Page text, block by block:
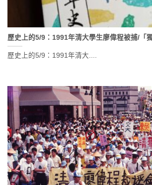
歷史上的5/9：1991年清大學生廖偉程被捕/「獨
歷史上的5/9：1991年清大....